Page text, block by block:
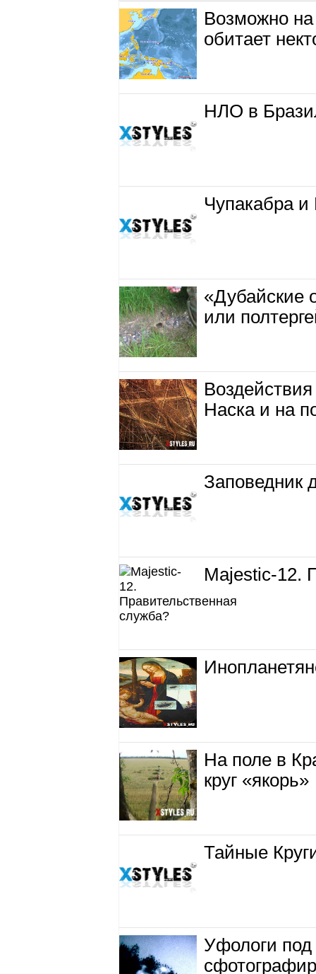
Возможно
обитает
НЛО в
Чупакабра
«Дубайские
или
Наска и на
Заповедник
Majestic-12.
На поле в
круг «якорь»
Тайные
Уфологи под